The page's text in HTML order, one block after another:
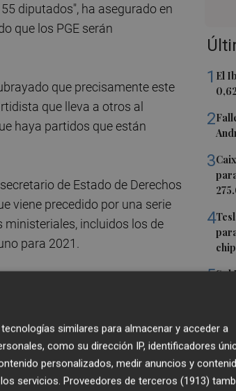
1 El
2
3
4
5Sol
no
diputados", ha asegurado en
que los PGE serán
que precisamente este
que lleva a otros al
haya partidos que están
de Estado de Derechos
viene precedido por una serie
ministeriales, incluidos los de
para 2021.
quien represente a
esas negociaciones sean
intercambiando papeles o
similares para almacenar y acceder a
como su dirección IP, identificadores
personalizados, medir anuncios y
servicios. Proveedores de terceros (1913)